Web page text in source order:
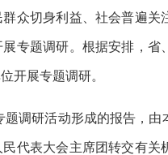
众切身利益、社会普遍
专题调研。根据安排，
开展专题调研。
调研活动形成的报告，
代表大会主席团转交有